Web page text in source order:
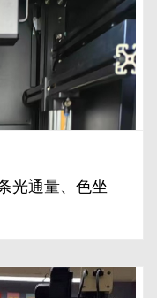
光通量、色坐